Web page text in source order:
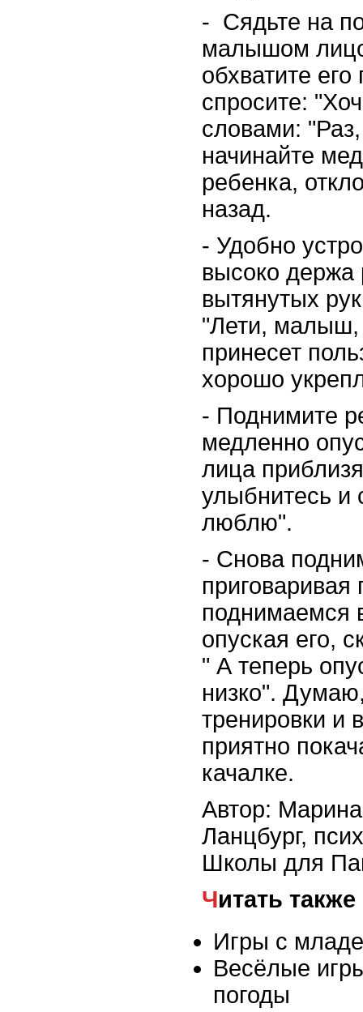
- Сядьте на
малышом
обхватите
спросите:
словами:
начинайте
ребенка,
назад.
- Удобно
высоко держа
вытянутых
"Лети, малыш,
принесет
хорошо
- Поднимите
медленно
лица
улыбнитесь и
люблю".
- Снова
поднимаемся
опуская его,
" А теперь
низко".
тренировки и
приятно
качалке.
Автор:
Ланцбург,
Школы для
Читать также
Игры с
Весёлые
погоды